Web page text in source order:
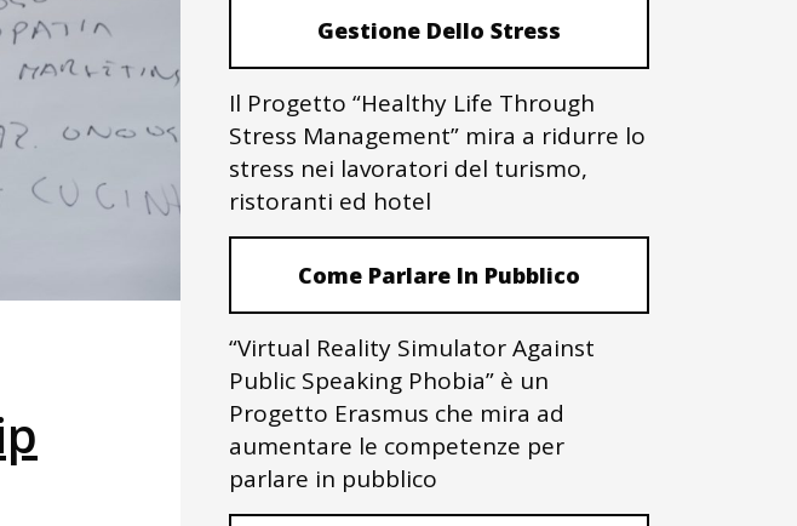
Gestione Dello Stress
Il Progetto “Healthy Life Through
Stress Management” mira a ridurre lo
stress nei lavoratori del turismo,
ristoranti ed hotel
Come Parlare In Pubblico
“Virtual Reality Simulator Against
Public Speaking Phobia” è un
Progetto Erasmus che mira ad
aumentare le competenze per
parlare in pubblico